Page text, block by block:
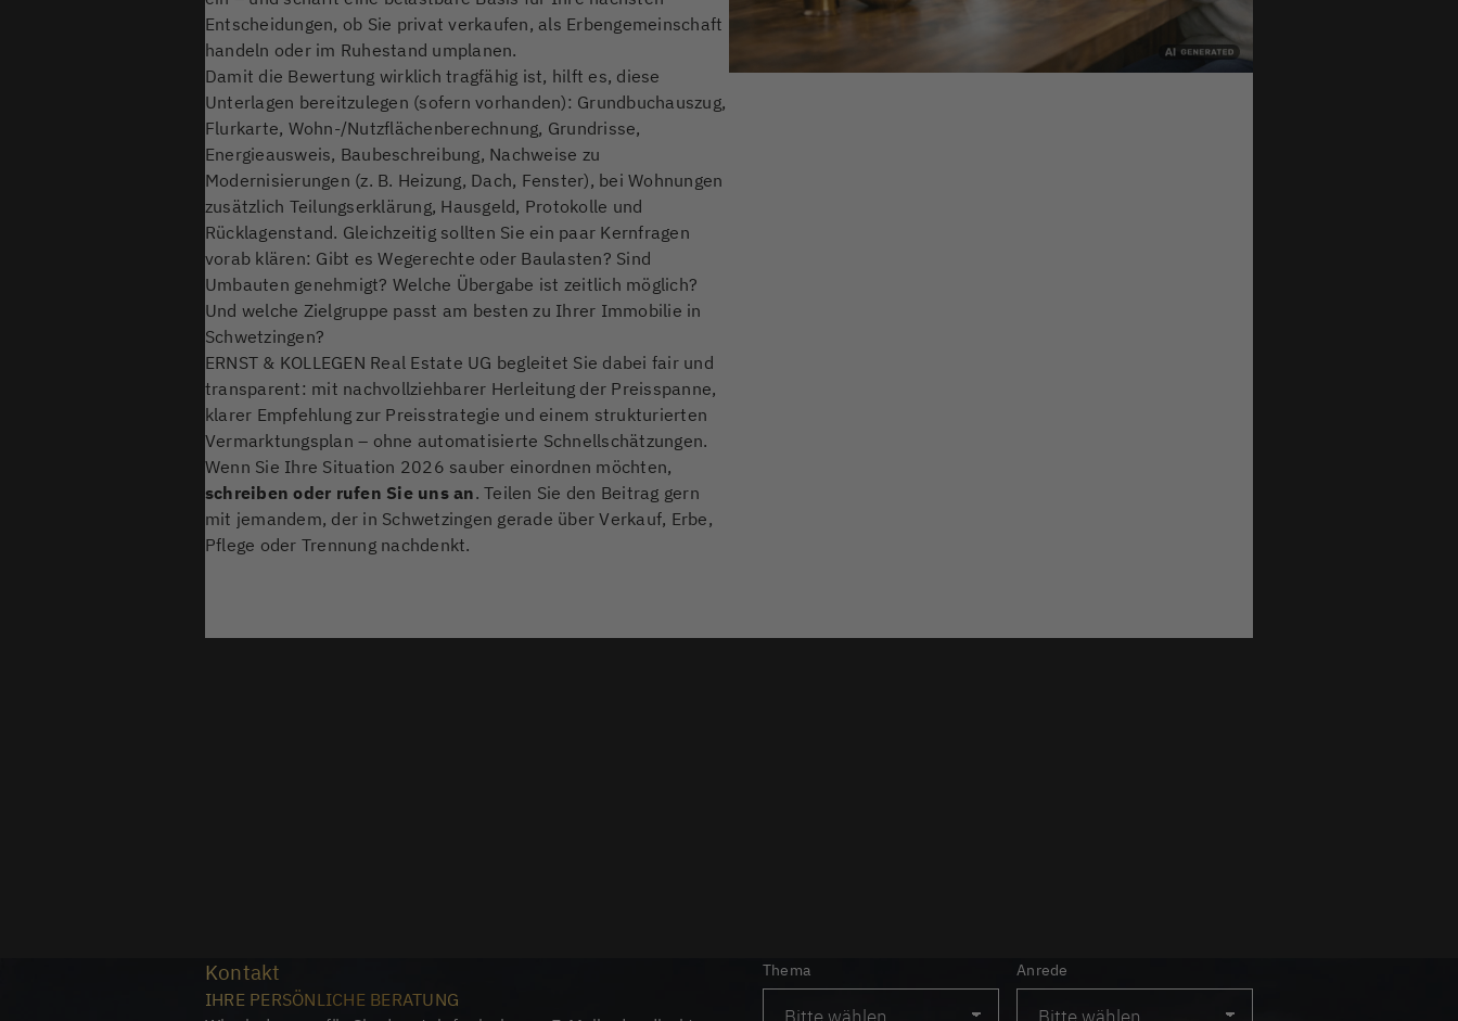
Entscheidungen, ob Sie privat verkaufen, als Erbengemeinschaft
handeln oder im Ruhestand umplanen.
Damit die Bewertung wirklich tragfähig ist, hilft es, diese
Unterlagen bereitzulegen (sofern vorhanden): Grundbuchauszug,
Flurkarte, Wohn-/Nutzflächenberechnung, Grundrisse,
Energieausweis, Baubeschreibung, Nachweise zu
Modernisierungen (z. B. Heizung, Dach, Fenster), bei Wohnungen
zusätzlich Teilungserklärung, Hausgeld, Protokolle und
Rücklagenstand. Gleichzeitig sollten Sie ein paar Kernfragen
vorab klären: Gibt es Wegerechte oder Baulasten? Sind
Umbauten genehmigt? Welche Übergabe ist zeitlich möglich?
Und welche Zielgruppe passt am besten zu Ihrer Immobilie in
Schwetzingen?
ERNST & KOLLEGEN Real Estate UG begleitet Sie dabei fair und
transparent: mit nachvollziehbarer Herleitung der Preisspanne,
klarer Empfehlung zur Preisstrategie und einem strukturierten
Vermarktungsplan – ohne automatisierte Schnellschätzungen.
Wenn Sie Ihre Situation 2026 sauber einordnen möchten,
schreiben oder rufen Sie uns an. Teilen Sie den Beitrag gern
mit jemandem, der in Schwetzingen gerade über Verkauf, Erbe,
Pflege oder Trennung nachdenkt.
Kontakt
IHRE PERSÖNLICHE BERATUNG
Thema Anrede